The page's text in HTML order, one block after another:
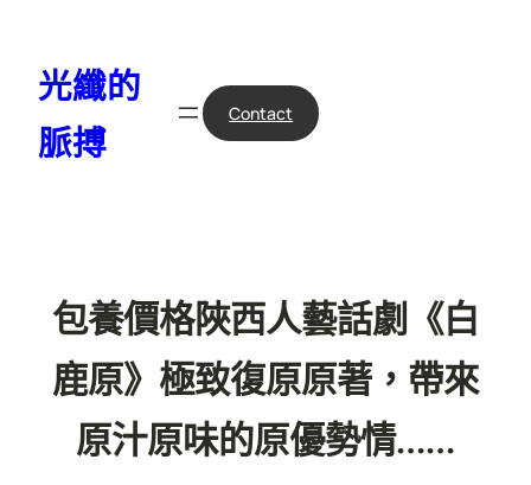
光纖的
脈搏
Contact
包養價格陜西人藝話劇《白
鹿原》極致復原原著，帶來
原汁原味的原優勢情……